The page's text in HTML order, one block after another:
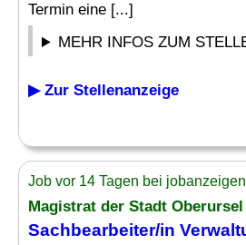
Termin eine [...]
MEHR INFOS ZUM
▶ Zur Stellenanzeige
Job vor 14 Tagen bei
Magistrat der Stadt Oberursel
Sachbearbeiter/in